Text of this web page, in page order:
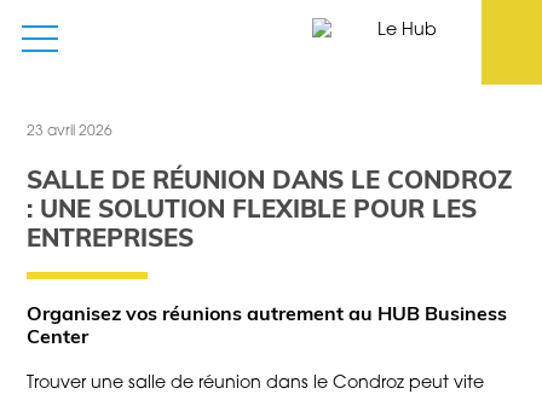
23 avril 2026
SALLE DE RÉUNION DANS LE CONDROZ
: UNE SOLUTION FLEXIBLE POUR LES
ENTREPRISES
Organisez vos réunions autrement au HUB Business
Center
Trouver une salle de réunion dans le Condroz peut vite